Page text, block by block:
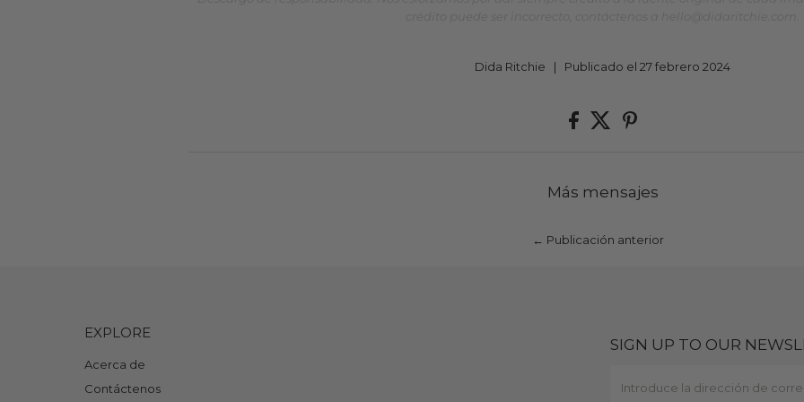
Dida Ritchie | Publicado el 27 febrero 2024
Más mensajes
← Publicación anterior
EXPLORE
Acerca de
Contáctenos
SIGN UP TO OUR